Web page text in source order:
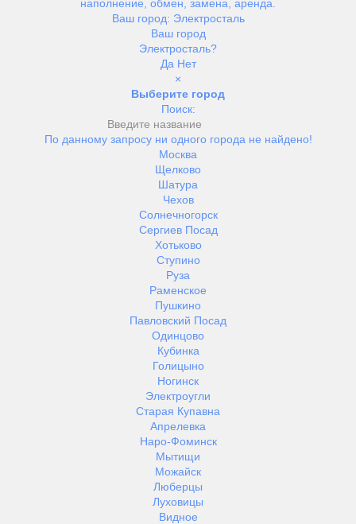
наполнение, обмен, замена, аренда.
Ваш город: Электросталь
Ваш город
Электросталь?
Да Нет
×
Выберите город
Поиск:
По данному запросу ни одного города не найдено!
Москва
Щелково
Шатура
Чехов
Солнечногорск
Сергиев Посад
Хотьково
Ступино
Руза
Раменское
Пушкино
Павловский Посад
Одинцово
Кубинка
Голицыно
Ногинск
Электроугли
Старая Купавна
Апрелевка
Наро-Фоминск
Мытищи
Можайск
Люберцы
Луховицы
Видное